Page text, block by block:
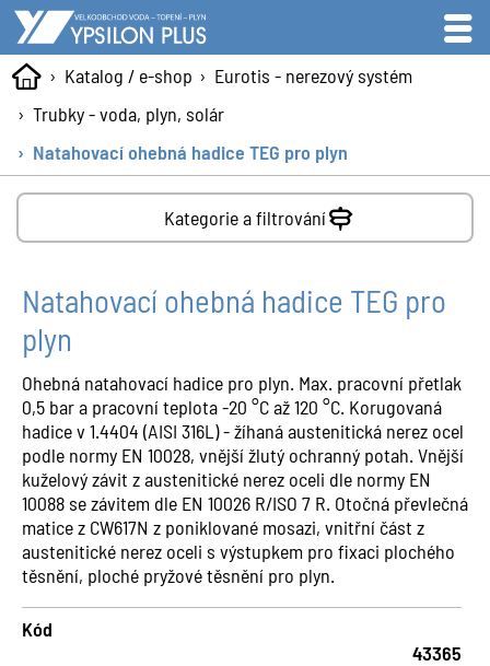
Katalog / e-shop
Eurotis - nerezový systém
Trubky - voda, plyn, solár
Natahovací ohebná hadice TEG pro plyn
Kategorie a filtrování
Natahovací ohebná hadice TEG pro
plyn
Ohebná natahovací hadice pro plyn. Max. pracovní přetlak
0,5 bar a pracovní teplota -20 °C až 120 °C. Korugovaná
hadice v 1.4404 (AISI 316L) - žíhaná austenitická nerez ocel
podle normy EN 10028, vnější žlutý ochranný potah. Vnější
kuželový závit z austenitické nerez oceli dle normy EN
10088 se závitem dle EN 10026 R/ISO 7 R. Otočná převlečná
matice z CW617N z poniklované mosazi, vnitřní část z
austenitické nerez oceli s výstupkem pro fixaci plochého
těsnění, ploché pryžové těsnění pro plyn.
Kód
43365